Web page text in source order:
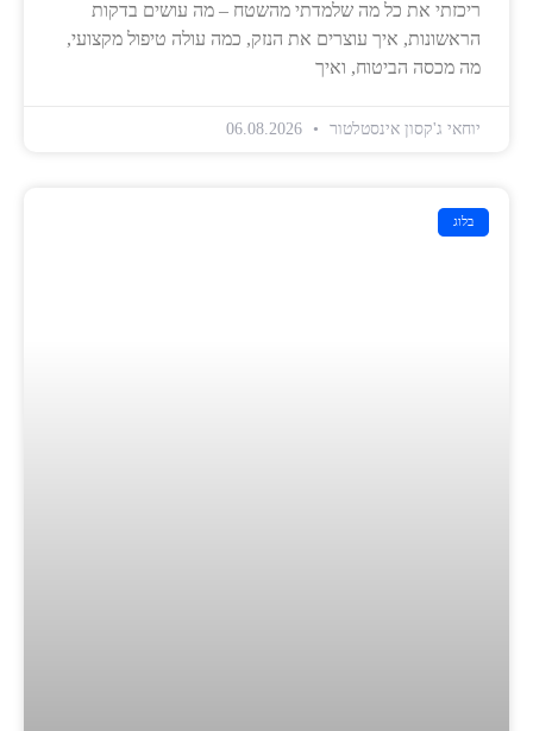
ריכזתי את כל מה שלמדתי מהשטח – מה עושים בדקות
הראשונות, איך עוצרים את הנזק, כמה עולה טיפול מקצועי,
מה מכסה הביטוח, ואיך
יוחאי ג'קסון אינסטלטור
בלוג